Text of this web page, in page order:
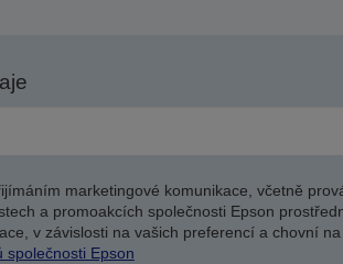
marketingové komunikace, včetně
a promoakcích společnosti Epson
v závislosti na vašich preferencí a chovní
společnosti Epson